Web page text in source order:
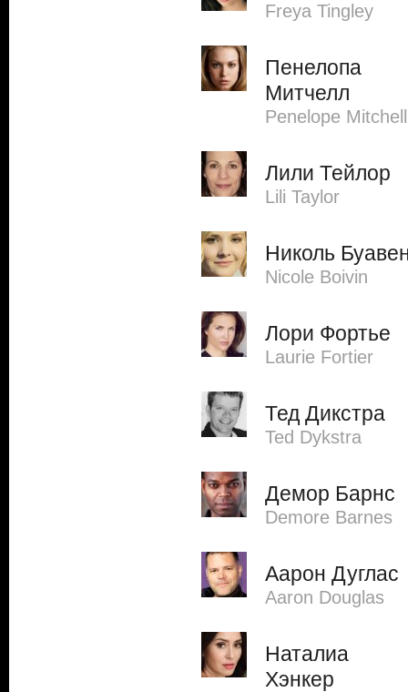
Freya Tingley
Пенелопа
Митчелл
Penelope Mitchell
Лили Тейлор
Lili Taylor
Николь
Nicole Boivin
Лори Фортье
Laurie Fortier
Тед Дикстра
Ted Dykstra
Демор Барнс
Demore Barnes
Аарон Дуглас
Aaron Douglas
Наталиа
Хэнкер